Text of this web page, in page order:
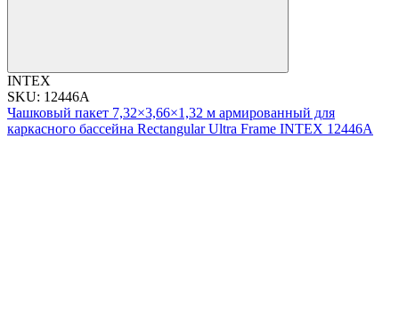
INTEX
SKU: 12446A
Чашковый пакет 7,32×3,66×1,32 м армированный для
каркасного бассейна Rectangular Ultra Frame INTEX 12446A